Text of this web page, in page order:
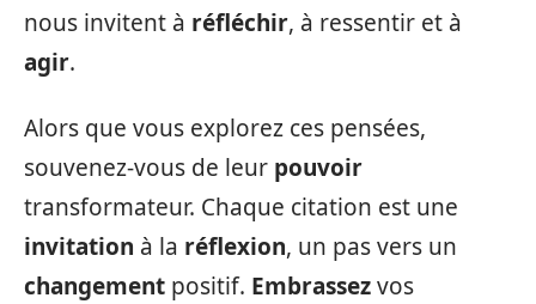
nous invitent à réfléchir, à ressentir et à
agir.
Alors que vous explorez ces pensées,
souvenez-vous de leur pouvoir
transformateur. Chaque citation est une
invitation à la réflexion, un pas vers un
changement positif. Embrassezvos